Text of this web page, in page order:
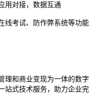
用对接，数据互通
线考试、防作弊系统等功能
理和商业变现为一体的数字
站式技术服务，助力企业完